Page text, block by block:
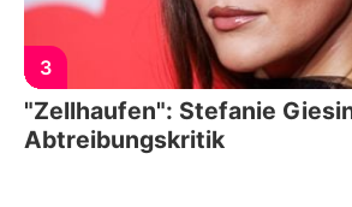
3
"Zellhaufen": Stefanie
Abtreibungskritik